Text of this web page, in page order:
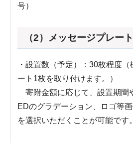
号）
（2）メッセージプレー
・設置数（予定）：30枚程度
ート1枚を取り付けます。）
寄附金額に応じて、設置期間
EDのグラデーション、ロゴ等
を選択いただくことが可能です。